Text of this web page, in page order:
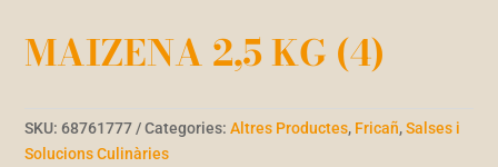
MAIZENA 2,5 KG (4)
SKU:68761777 Categories:Altres Productes, Fricañ,Salses i
Solucions Culinàries